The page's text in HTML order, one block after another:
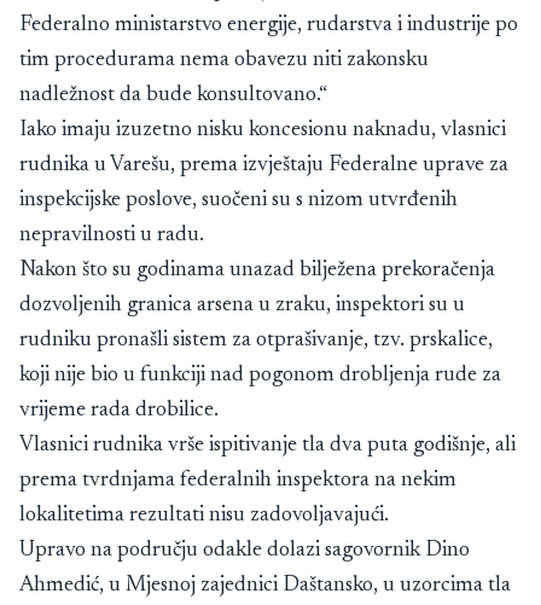
Federalno ministarstvo energije, rudarstva i industrije po
tim procedurama nema obavezu niti zakonsku
nadležnost da bude konsultovano.“
Iako imaju izuzetno nisku koncesionu naknadu, vlasnici
rudnika u Varešu, prema izvještaju Federalne uprave za
inspekcijske poslove, suočeni su s nizom utvrđenih
nepravilnosti u radu.
Nakon što su godinama unazad bilježena prekoračenja
dozvoljenih granica arsena u zraku, inspektori su u
rudniku pronašli sistem za otprašivanje, tzv. prskalice,
koji nije bio u funkciji nad pogonom drobljenja rude za
vrijeme rada drobilice.
Vlasnici rudnika vrše ispitivanje tla dva puta godišnje, ali
prema tvrdnjama federalnih inspektora na nekim
lokalitetima rezultati nisu zadovoljavajući.
Upravo na području odakle dolazi sagovornik Dino
Ahmedić, u Mjesnoj zajednici Daštansko, u uzorcima tla